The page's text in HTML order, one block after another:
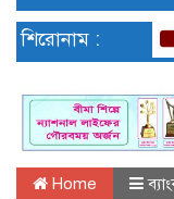
শিরোনাম :
Home